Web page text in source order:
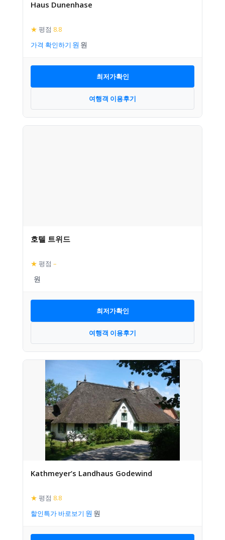
Haus Dunenhase
★ 평점 8.8
가격 확인하기
최저가확인
여행객 이용후기
호텔 트위드
★ 평점 –
최저가확인
여행객 이용후기
Kathmeyer’s Landhaus Godewind
★ 평점 8.8
할인특가 바로보기